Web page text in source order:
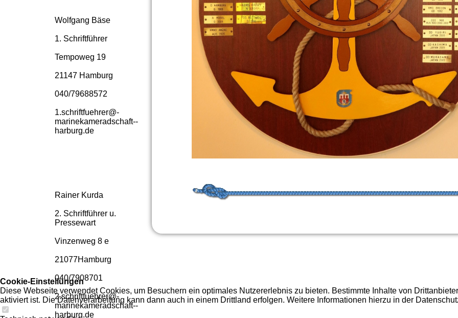
Wolfgang Bäse
1. Schriftführer
Tempoweg 19
21147 Hamburg
040/79688572
1.­schriftfuehrer@­
marinekameradschaft-­
harburg.­de
Rainer Kurda
2. Schriftführer u.
Pressewart
Vinzenweg 8 e
21077Hamburg
040/7908701
2.­schriftfuehrer@­
marinekameradschaft-­
harburg.­de
Cookie-Einstellungen
Diese Webseite verwendet Cookies, um Besuchern ein optimales Nutzererlebnis zu bieten. Bestimmte Inhalte von
aktiviert ist. Die Datenverarbeitung kann dann auch in einem Drittland erfolgen. Weitere Informationen hierzu in der